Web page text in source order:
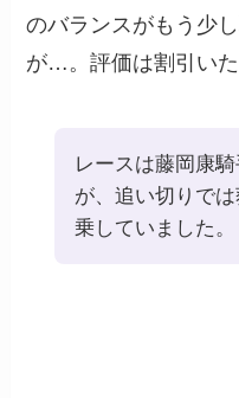
のバランスがもう少
が…。評価は割引いた
レースは藤岡康
が、追い切りで
乗していました。